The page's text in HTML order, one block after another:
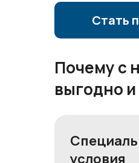
Стать
Почему с
выгодно
условия